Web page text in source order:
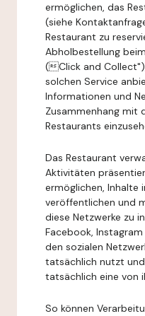
ermöglichen, das
(siehe
Restaurant zu
Abholbestellung
(Click and
solchen Service
Informationen und
Zusammenhang mit
Restaurants
Das Restaurant
Aktivitäten
ermöglichen, Inhalte
veröffentlichen und
diese Netzwerke zu
Facebook,
den sozialen
tatsächlich nutzt
tatsächlich eine von
So können